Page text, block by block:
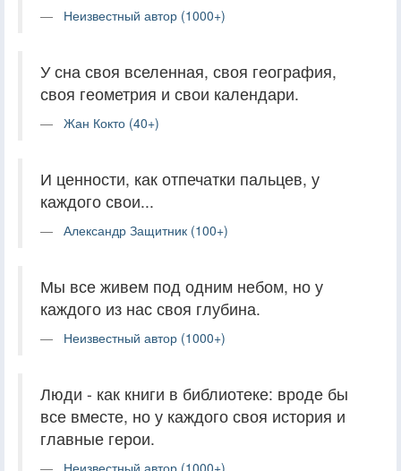
Неизвестный автор (1000+)
У сна своя вселенная, своя география,
своя геометрия и свои календари.
Жан Кокто (40+)
И ценности, как отпечатки пальцев, у
каждого свои...
Александр Защитник (100+)
Мы все живем под одним небом, но у
каждого из нас своя глубина.
Неизвестный автор (1000+)
Люди - как книги в библиотеке: вроде бы
все вместе, но у каждого своя история и
главные герои.
Неизвестный автор (1000+)